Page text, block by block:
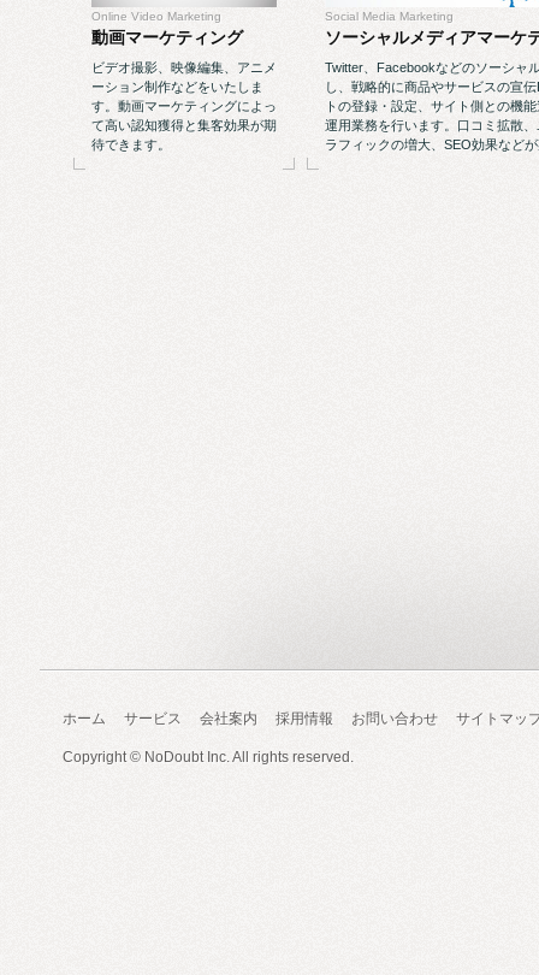
Online Video Marketing
動画マーケティング
ビデオ撮影、映像編集、アニメ
ーション制作などをいたしま
す。動画マーケティングによっ
て高い認知獲得と集客効果が期
待できます。
Social Media Marketing
ソーシャルメディアマーケ
Twitter、Facebookなどのソーシャ
し、戦略的に商品やサービスの宣
トの登録・設定、サイト側との機
運用業務を行います。口コミ拡散
ラフィックの増大、SEO効果など
ホーム サービス 会社案内 採用情報 お問い合わせ サイトマッ
Copyright © NoDoubt Inc. All rights reserved.